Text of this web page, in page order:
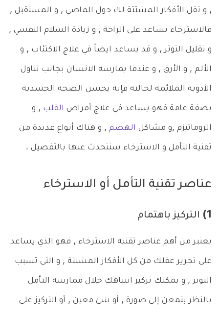
, و تقل الأفكار المشتتة لك حول الماضي , و المستقبل ,
فالاسترخاء يساعد على الراحة , و زيادة السلام النفسي ,
و تقليل التوتر , و قد يساعد ايضاً في علاج الاكتئاب , و
الألم , و الأرق , و عندما يمارسه الانسان بجانب تناول
الأدوية الملائمة لحالته فإنه يحسن الصحة الجسدية
بصفة عامة فهو يساعد في علاج أمراض القلب , و
الروماتيزم ,و مشاكل الهضم , و هناك أنواع عديدة من
تقنية التأمل و الاسترخاء سنتحدث عنها بالتفصيل .
عناصر تقنية التأمل أو الاسترخاء
1) التركيز باهتمام
يعتبر من أهم عناصر تقنية الاسترخاء , فهو الذي يساعد
على تحرير عقلك من كل الأفكار المشتتة , و التى تسبب
التوتر , و يمكنك تركيز انتباهك خلال ممارسة التأمل
بالنظر بتمعن إلى صورة , أو شئ معين , أو التركيز على